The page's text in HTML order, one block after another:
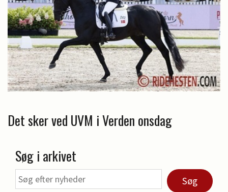
Det sker ved UVM i Verden onsdag
Søg i arkivet
Søg